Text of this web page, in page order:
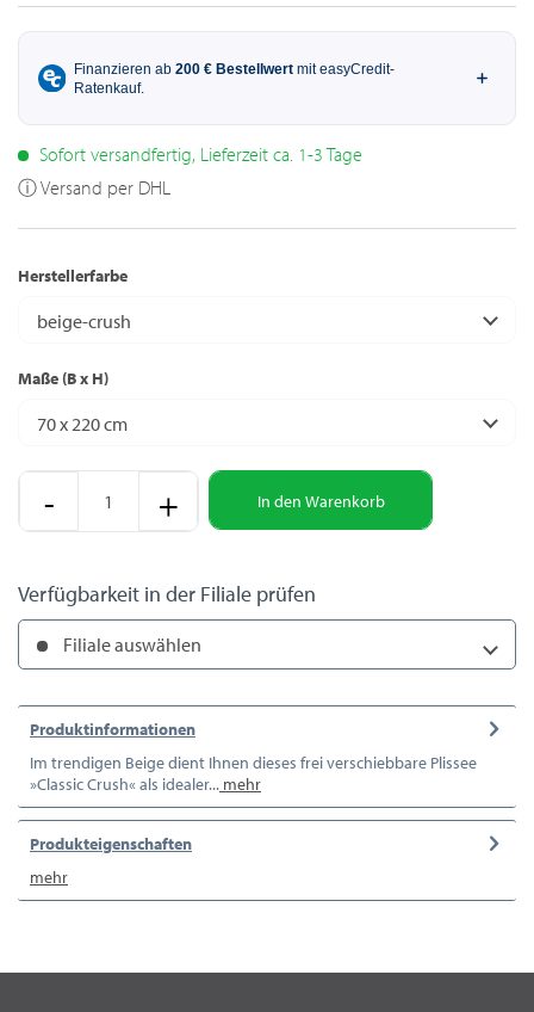
Sofort versandfertig, Lieferzeit ca. 1-3 Tage
ⓘ Versand per DHL
Herstellerfarbe
beige-crush
Maße (B x H)
70 x 220 cm
- + In den Warenkorb
Verfügbarkeit in der Filiale prüfen
Filiale auswählen
Produktinformationen
Im trendigen Beige dient Ihnen dieses frei verschiebbare Plissee
»Classic Crush« als idealer... mehr
Produkteigenschaften
mehr